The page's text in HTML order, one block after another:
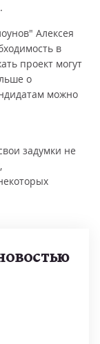
Алексея
в
проект могут
о
можно
задумки не